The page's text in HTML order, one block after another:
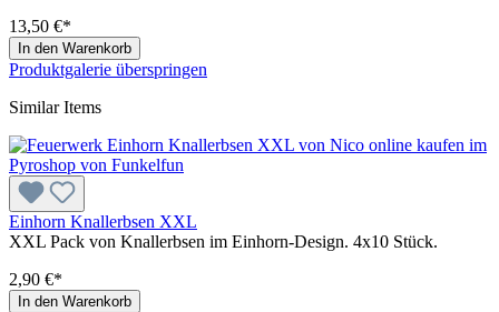
13,50 €*
In den Warenkorb
Produktgalerie überspringen
Similar Items
Einhorn Knallerbsen XXL
XXL Pack von Knallerbsen im Einhorn-Design. 4x10 Stück.
2,90 €*
In den Warenkorb